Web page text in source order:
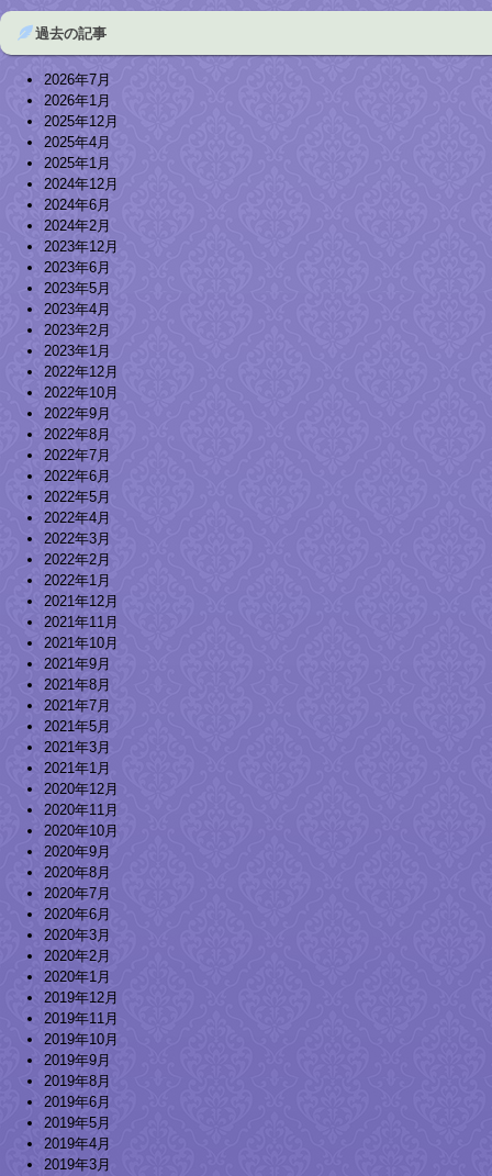
過去の記事
2026年7月
2026年1月
2025年12月
2025年4月
2025年1月
2024年12月
2024年6月
2024年2月
2023年12月
2023年6月
2023年5月
2023年4月
2023年2月
2023年1月
2022年12月
2022年10月
2022年9月
2022年8月
2022年7月
2022年6月
2022年5月
2022年4月
2022年3月
2022年2月
2022年1月
2021年12月
2021年11月
2021年10月
2021年9月
2021年8月
2021年7月
2021年5月
2021年3月
2021年1月
2020年12月
2020年11月
2020年10月
2020年9月
2020年8月
2020年7月
2020年6月
2020年3月
2020年2月
2020年1月
2019年12月
2019年11月
2019年10月
2019年9月
2019年8月
2019年6月
2019年5月
2019年4月
2019年3月